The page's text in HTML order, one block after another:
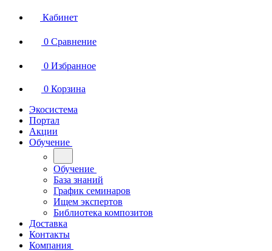
Кабинет
0 Сравнение
0 Избранное
0 Корзина
Экосистема
Портал
Акции
Обучение
Обучение
База знаний
График семинаров
Ищем экспертов
Библиотека композитов
Доставка
Контакты
Компания